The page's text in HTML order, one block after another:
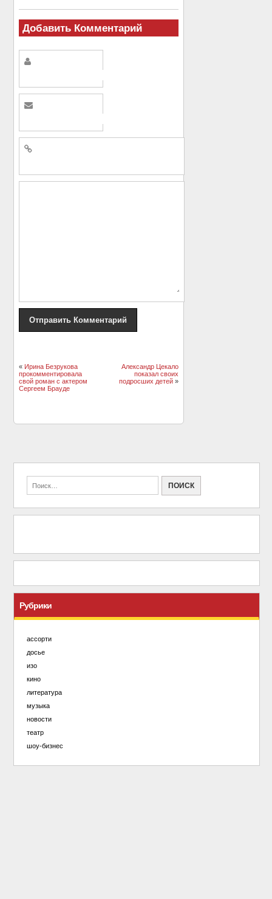
Добавить Комментарий
« Ирина Безрукова
прокомментировала
свой роман с актером
Сергеем Брауде
Александр Цекало
показал своих
подросших детей»
Рубрики
ассорти
досье
изо
кино
литература
музыка
новости
театр
шоу-бизнес